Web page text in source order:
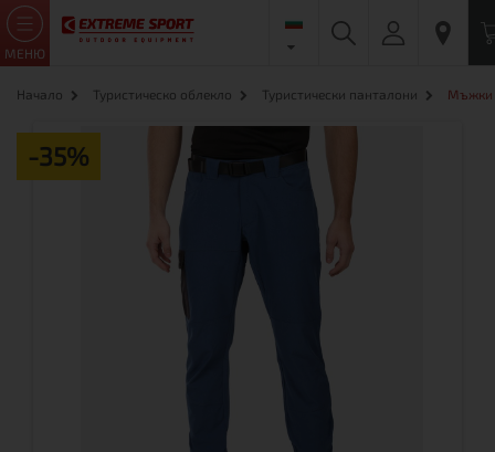
МЕНЮ
Начало Туристическо облекло Туристически панталони Мъжки
-35%